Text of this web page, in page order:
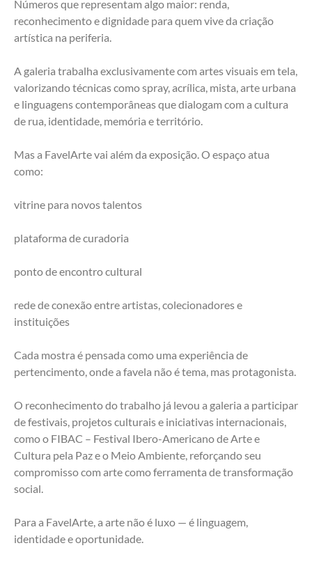
Números que representam algo maior: renda,
reconhecimento e dignidade para quem vive da criação
artística na periferia.
A galeria trabalha exclusivamente com artes visuais em tela,
valorizando técnicas como spray, acrílica, mista, arte urbana
e linguagens contemporâneas que dialogam com a cultura
de rua, identidade, memória e território.
Mas a FavelArte vai além da exposição. O espaço atua
como:
vitrine para novos talentos
plataforma de curadoria
ponto de encontro cultural
rede de conexão entre artistas, colecionadores e
instituições
Cada mostra é pensada como uma experiência de
pertencimento, onde a favela não é tema, mas protagonista.
O reconhecimento do trabalho já levou a galeria a participar
de festivais, projetos culturais e iniciativas internacionais,
como o FIBAC – Festival Ibero-Americano de Arte e
Cultura pela Paz e o Meio Ambiente, reforçando seu
compromisso com arte como ferramenta de transformação
social.
Para a FavelArte, a arte não é luxo — é linguagem,
identidade e oportunidade.